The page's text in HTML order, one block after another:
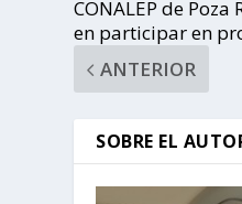
CONALEP de
en participar en
ANTERIOR
SOBRE EL